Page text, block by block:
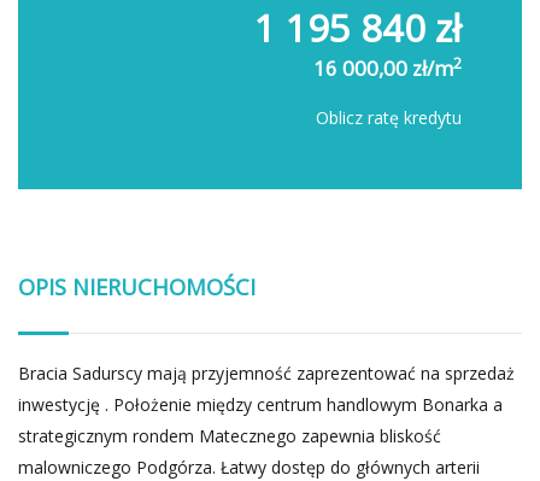
1 195 840 zł
16 000,00 zł/m2
Oblicz ratę kredytu
OPIS NIERUCHOMOŚCI
Bracia Sadurscy mają przyjemność zaprezentować na sprzedaż
inwestycję . Położenie między centrum handlowym Bonarka a
strategicznym rondem Matecznego zapewnia bliskość
malowniczego Podgórza. Łatwy dostęp do głównych arterii